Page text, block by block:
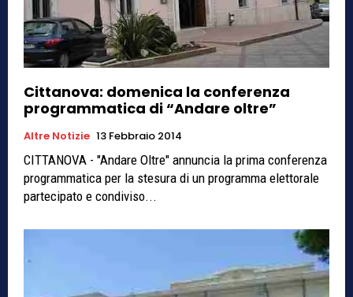
Cittanova: domenica la conferenza
programmatica di “Andare oltre”
Altre Notizie 13 Febbraio 2014
CITTANOVA - "Andare Oltre" annuncia la prima conferenza
programmatica per la stesura di un programma elettorale
partecipato e condiviso...